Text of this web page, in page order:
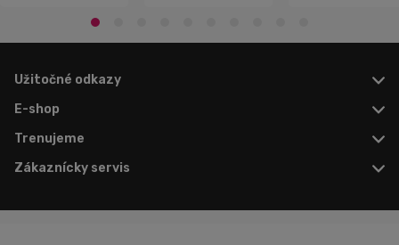
Užitočné odkazy
E-shop
Trenujeme
Zákaznícky servis